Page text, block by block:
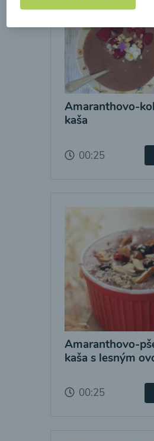
Amaranthovo-
kaša
00:25
Amaranthovo-
kaša s lesným
00:25